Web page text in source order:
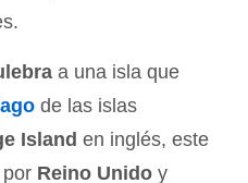
a una isla que
de las islas
Island en inglés, este
Reino Unido y